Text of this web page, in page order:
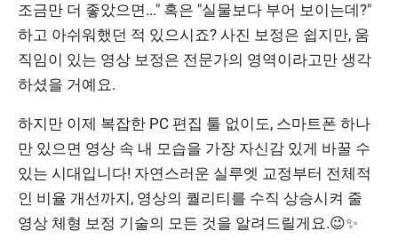
조금만 더 좋았으면..." 혹은 "실물보다 부어 보이는데?"
하고 아쉬워했던 적 있으시죠? 사진 보정은 쉽지만, 움
직임이 있는 영상 보정은 전문가의 영역이라고만 생각
하셨을 거예요.
하지만 이제 복잡한 PC 편집 툴 없이도, 스마트폰 하나
만 있으면 영상 속 내 모습을 가장 자신감 있게 바꿀 수
있는 시대입니다! 자연스러운 실루엣 교정부터 전체적
인 비율 개선까지, 영상의 퀄리티를 수직 상승시켜 줄
영상 체형 보정 기술의 모든 것을 알려드릴게요.😉✨